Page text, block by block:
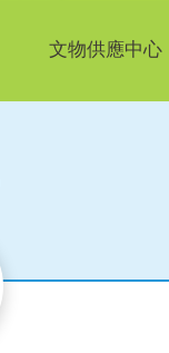
文物供應中心